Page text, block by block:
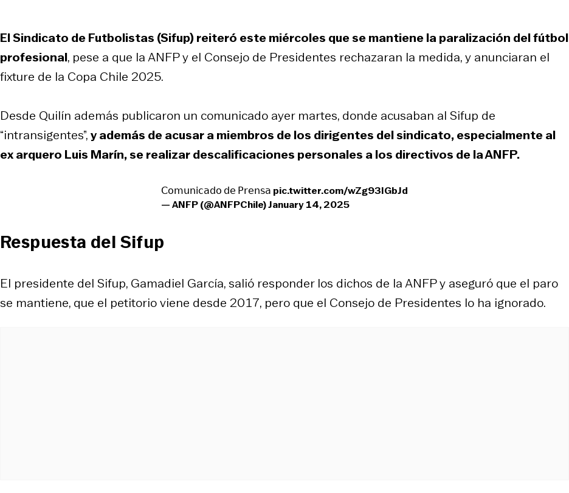
El Sindicato de Futbolistas (Sifup) reiteró este miércoles que se mantiene la paralización del fútbol
profesional, pese a que la ANFP y el Consejo de Presidentes rechazaran la medida, y anunciaran el
fixture de la Copa Chile 2025.
Desde Quilín además publicaron un comunicado ayer martes, donde acusaban al Sifup de
“intransigentes”,y además de acusar a miembros de los dirigentes del sindicato, especialmente al
ex arquero Luis Marín, se realizar descalificaciones personales a los directivos de la ANFP.
𝖢𝗈𝗆𝗎𝗇𝗂𝖼𝖺𝖽𝗈 𝖽𝖾 𝖯𝗋𝖾𝗇𝗌𝖺 pic.twitter.com/wZg93IGbJd
— ANFP (@ANFPChile)January 14, 2025
Respuesta del Sifup
El presidente del Sifup, Gamadiel García, salió responder los dichos de la ANFP y aseguró que el paro
se mantiene, que el petitorio viene desde 2017, pero que el Consejo de Presidentes lo ha ignorado.